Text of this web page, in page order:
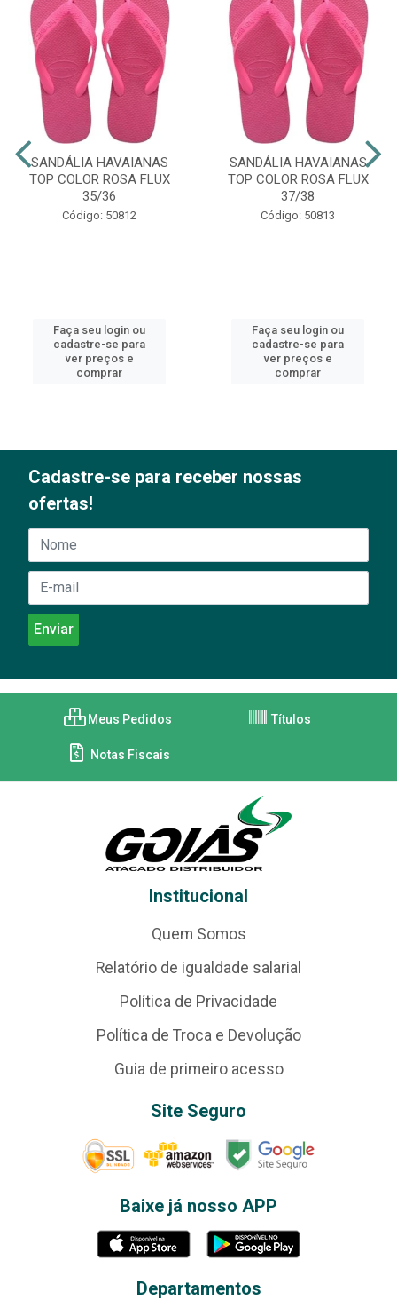
SANDÁLIA HAVAIANAS
TOP COLOR ROSA FLUX
35/36
Código: 50812
Faça seu login ou
cadastre-se para
ver preços e
comprar
SANDÁLIA HAVAIANAS
TOP COLOR ROSA FLUX
37/38
Código: 50813
Faça seu login ou
cadastre-se para
ver preços e
comprar
Cadastre-se para receber nossas
ofertas!
Meus Pedidos Títulos
Notas Fiscais
Institucional
Quem Somos
Relatório de igualdade salarial
Política de Privacidade
Política de Troca e Devolução
Guia de primeiro acesso
Site Seguro
Baixe já nosso APP
Departamentos